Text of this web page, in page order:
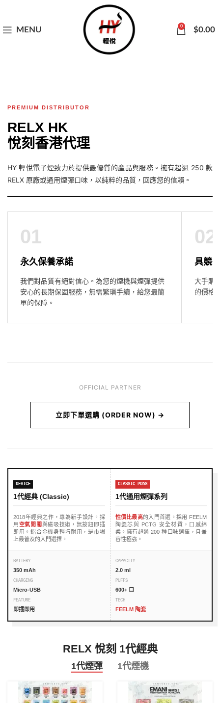
MENU 0 $0.00
PREMIUM DISTRIBUTOR
RELX HK
悅刻香港代理
HY 輕悅電子煙致力於提供最優質的產品與服務。擁有超過 250 款
RELX 原廠或通用煙彈口味，以純粹的品質，回應您的信賴。
01
永久保養承諾
我們對品質有絕對信心。為您的煙機與煙彈提供
安心的長期保固服務，無需繁瑣手續，給您最簡
單的保障。
02
具競
大手購
的價格
OFFICIAL PARTNER
立即下單選購 (ORDER NOW) →
DEVICE
1代經典 (Classic)
2018年經典之作，專為新手設計。採
用 空氣開關與磁吸技術，無按鈕即插
即用。鋁合金機身輕巧耐用，是市場
上最普及的入門選擇。
BATTERY
350 mAh
CHARGING
Micro-USB
FEATURE
即插即用
CLASSIC PODS
1代通用煙彈系列
性價比最高的入門首選。採用 FEELM
陶瓷芯與 PCTG 安全材質，口感綿
柔。擁有超過 200 種口味選擇，且兼
容性極強。
CAPACITY
2.0 ml
PUFFS
600+ 口
TECH
FEELM 陶瓷
RELX 悅刻 1代經典
1代煙彈 1代煙機